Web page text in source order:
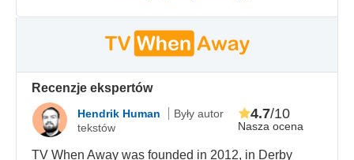
Recenzje ekspertów
Hendrik Human
Były autor
tekstów
Nasza ocena
4.7/10
TV When Away was founded in 2012, in Derby